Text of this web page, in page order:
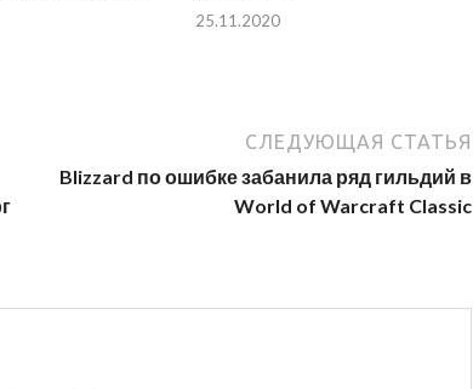
25.11.2020
СЛЕДУЮЩАЯ СТАТЬЯ
Blizzard по ошибке забанила ряд гильдий в
World of Warcraft Classic